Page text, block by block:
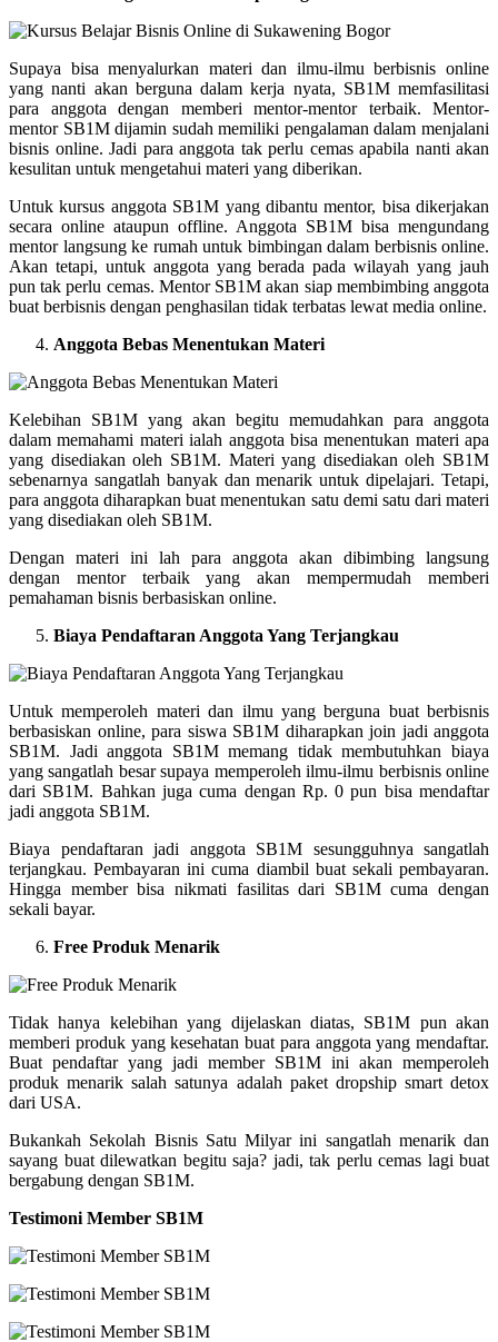
Supaya bisa menyalurkan materi dan ilmu-ilmu berbisnis online
yang nanti akan berguna dalam kerja nyata, SB1M memfasilitasi
para anggota dengan memberi mentor-mentor terbaik. Mentor-
mentor SB1M dijamin sudah memiliki pengalaman dalam menjalani
bisnis online. Jadi para anggota tak perlu cemas apabila nanti akan
kesulitan untuk mengetahui materi yang diberikan.
Untuk kursus anggota SB1M yang dibantu mentor, bisa dikerjakan
secara online ataupun offline. Anggota SB1M bisa mengundang
mentor langsung ke rumah untuk bimbingan dalam berbisnis online.
Akan tetapi, untuk anggota yang berada pada wilayah yang jauh
pun tak perlu cemas. Mentor SB1M akan siap membimbing anggota
buat berbisnis dengan penghasilan tidak terbatas lewat media online.
Anggota Bebas Menentukan Materi
Kelebihan SB1M yang akan begitu memudahkan para anggota
dalam memahami materi ialah anggota bisa menentukan materi apa
yang disediakan oleh SB1M. Materi yang disediakan oleh SB1M
sebenarnya sangatlah banyak dan menarik untuk dipelajari. Tetapi,
para anggota diharapkan buat menentukan satu demi satu dari materi
yang disediakan oleh SB1M.
Dengan materi ini lah para anggota akan dibimbing langsung
dengan mentor terbaik yang akan mempermudah memberi
pemahaman bisnis berbasiskan online.
Biaya Pendaftaran Anggota Yang Terjangkau
Untuk memperoleh materi dan ilmu yang berguna buat berbisnis
berbasiskan online, para siswa SB1M diharapkan join jadi anggota
SB1M. Jadi anggota SB1M memang tidak membutuhkan biaya
yang sangatlah besar supaya memperoleh ilmu-ilmu berbisnis online
dari SB1M. Bahkan juga cuma dengan Rp. 0 pun bisa mendaftar
jadi anggota SB1M.
Biaya pendaftaran jadi anggota SB1M sesungguhnya sangatlah
terjangkau. Pembayaran ini cuma diambil buat sekali pembayaran.
Hingga member bisa nikmati fasilitas dari SB1M cuma dengan
sekali bayar.
Free Produk Menarik
Tidak hanya kelebihan yang dijelaskan diatas, SB1M pun akan
memberi produk yang kesehatan buat para anggota yang mendaftar.
Buat pendaftar yang jadi member SB1M ini akan memperoleh
produk menarik salah satunya adalah paket dropship smart detox
dari USA.
Bukankah Sekolah Bisnis Satu Milyar ini sangatlah menarik dan
sayang buat dilewatkan begitu saja? jadi, tak perlu cemas lagi buat
bergabung dengan SB1M.
Testimoni Member SB1M